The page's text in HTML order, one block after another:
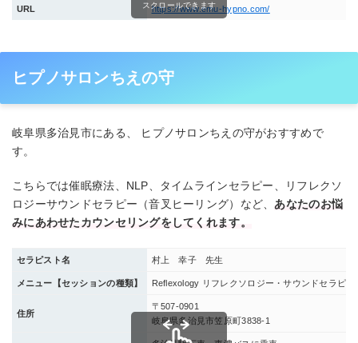
URL https://www.emu-hypno.com/
スクロールできます
ヒプノサロンちえの守
岐阜県多治見市にある、 ヒプノサロンちえの守がおすすめで
す。
こちらでは催眠療法、NLP、タイムラインセラピー、リフレクソ
ロジーサウンドセラピー（音叉ヒーリング）など、 あなたのお悩
みにあわせたカウンセリングをしてくれます。
セラピスト名 村上 幸子 先生
メニュー【セッションの種類】 Reflexology リフレクソロジー・サウンドセラピ
住所
〒507-0901
岐阜県多治見市笠原町3838-1